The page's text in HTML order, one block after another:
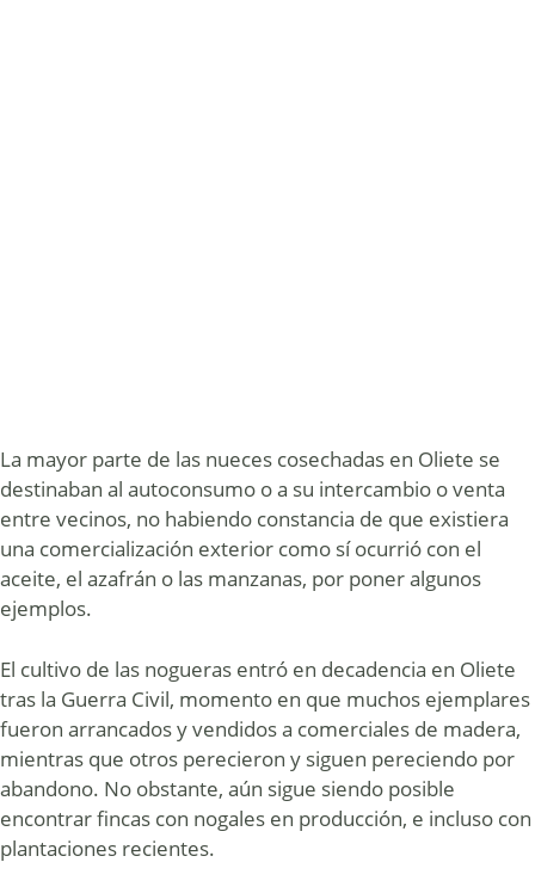
La mayor parte de las nueces cosechadas en Oliete se
destinaban al autoconsumo o a su intercambio o venta
entre vecinos, no habiendo constancia de que existiera
una comercialización exterior como sí ocurrió con el
aceite, el azafrán o las manzanas, por poner algunos
ejemplos.
El cultivo de las nogueras entró en decadencia en Oliete
tras la Guerra Civil, momento en que muchos ejemplares
fueron arrancados y vendidos a comerciales de madera,
mientras que otros perecieron y siguen pereciendo por
abandono. No obstante, aún sigue siendo posible
encontrar fincas con nogales en producción, e incluso con
plantaciones recientes.